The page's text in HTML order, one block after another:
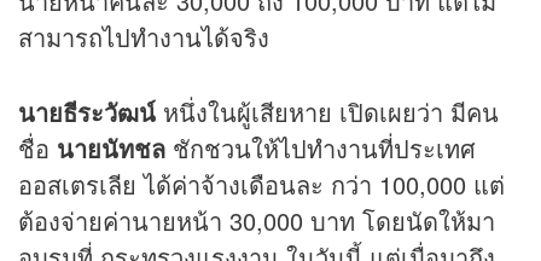
สามารถไปทำงานได้จริง
นายธีระวัฒน์ หนึ่งในผู้เสียหาย เปิดเผยว่า มีคน
ชื่อ นายนัทชล ชักชวนให้ไปทำงานที่ประเทศ
ออสเตรเลีย ได้ค่าจ้างเดือนละ กว่า 100,000 แต่
ต้องจ่ายค่านายหน้า 30,000 บาท โดยนัดให้มา